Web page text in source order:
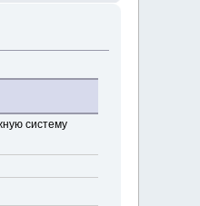
систему